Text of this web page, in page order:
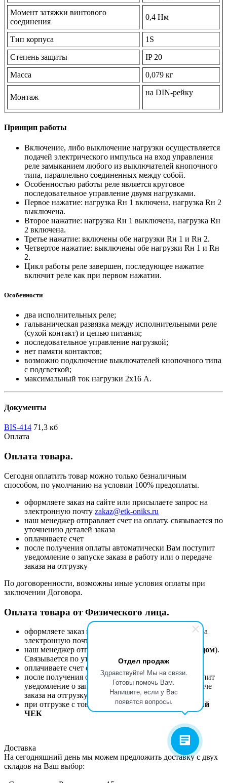
Отдел продаж
Здравствуйте! Мы на связи.
Готовы помочь Вам.
Напишите, если у Вас
появятся вопросы.
Момент затяжки винтового
соединения
0,4 Нм
Тип корпуса 1S
Степень защиты IP 20
Масса 0,079 кг
Монтаж
на DIN-рейку
Принцип работы
Включение, либо выключение нагрузки осуществляется
подачей электрического импульса на вход управления
реле замыканием любого из выключателей кнопочного
типа, параллельно соединенных между собой.
Особенностью работы реле является круговое
последовательное управление двумя нагрузками.
Первое нажатие: нагрузка Rн 1 включена, нагрузка Rн 2
выключена.
Второе нажатие: нагрузка Rн 1 выключена, нагрузка Rн
2 включена.
Третье нажатие: включены обе нагрузки Rн 1 и Rн 2.
Четвертое нажатие: выключены обе нагрузки Rн 1 и Rн
2.
​Цикл работы реле завершен, последующее нажатие
включит реле как при первом нажатии.
Особенности
два исполнительных реле;
гальваническая развязка между исполнительными реле
(сухой контакт) и цепью питания;
последовательное управление нагрузкой;
нет памяти контактов;
возможно подключение выключателей кнопочного типа
с подсветкой;
максимальный ток нагрузки 2х16 А.
Документы
BIS-414 71,3 кб
Оплата
Оплата товара.
Сегодня оплатить товар можно только безналичным
способом, по умолчанию на условии 100% предоплаты.
оформляете заказ на сайте или присылаете запрос на
электронную почту zakaz@etk-oniks.ru
наш менеджер отправляет счет на оплату. связывается по
уточнению деталей заказа
оплачиваете счет
после получения оплаты автоматически Вам поступит
уведомление о запуске заказа в работу или о передаче
заказа на отгрузку
По договоренности, возможны иные условия оплаты при
заключении Договора.
Оплата товара от Физического лица.
оформляете заказ на сайте или присылаете запрос на
электронную почту
наш менеджер отправляет счет на оплату
(с QR-кодом).
Связывается по уточнению деталей заказа
оплачиваете счет онлайн или в любом банке
после получения оплаты автоматически Вам поступит
уведомление о запуске заказа в работу или о передаче
заказа на отгрузку
при отгрузке с товаром Вам будет передан
кассовый
ЧЕК
Доставка
На сегодняшний день мы можем предложить доставку с двух
складов на Ваш выбор: